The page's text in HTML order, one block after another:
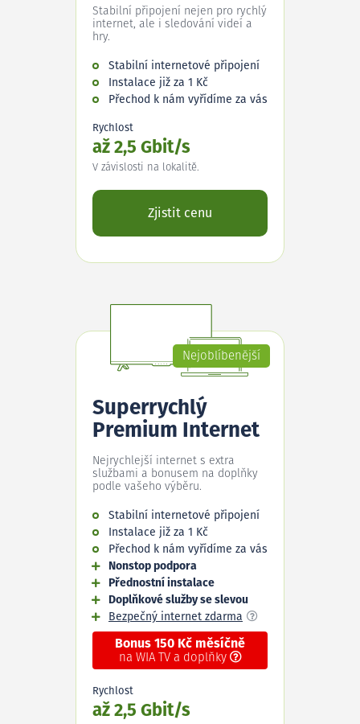
Stabilní připojení nejen pro rychlý
internet, ale i sledování videí a
hry.
Stabilní internetové připojení
Instalace již za 1 Kč
Přechod k nám vyřídíme za vás
Rychlost
až 2,5 Gbit/s
V závislosti na lokalitě.
Zjistit cenu
Nejoblíbenější
Superrychlý
Premium Internet
Nejrychlejší internet s extra
službami a bonusem na doplňky
podle vašeho výběru.
Stabilní internetové připojení
Instalace již za 1 Kč
Přechod k nám vyřídíme za vás
Nonstop podpora
Přednostní instalace
Doplňkové služby se slevou
Bezpečný internet zdarma
Bonus 150 Kč měsíčně
na WIA TV a doplňky
Rychlost
až 2,5 Gbit/s